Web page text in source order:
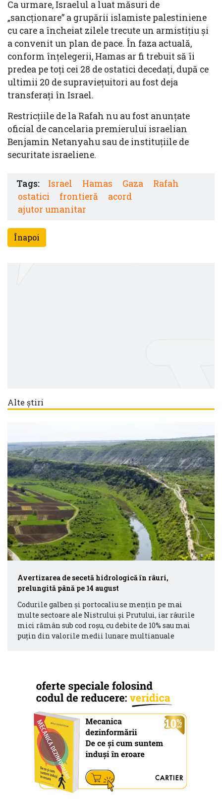
Ca urmare, Israelul a luat măsuri de
„sancţionare” a grupării islamiste palestiniene
cu care a încheiat zilele trecute un armistiţiu şi
a convenit un plan de pace. În faza actuală,
conform înţelegerii, Hamas ar fi trebuit să îi
predea pe toţi cei 28 de ostatici decedaţi, după ce
ultimii 20 de supravieţuitori au fost deja
transferaţi în Israel.
Restricţiile de la Rafah nu au fost anunţate
oficial de cancelaria premierului israelian
Benjamin Netanyahu sau de instituţiile de
securitate israeliene.
Tags: Israel Hamas Gaza
Rafah
ostatici
frontieră
acord
ajutor umanitar
Înapoi
Alte știri
Avertizarea de secetă hidrologică în râuri,
prelungită până pe 14 august
Codurile galben și portocaliu se mențin pe mai
multe sectoare ale Nistrului și Prutului, iar râurile
mici rămân sub cod roșu, cu debite de 10% sau mai
puțin din valorile medii lunare multianuale